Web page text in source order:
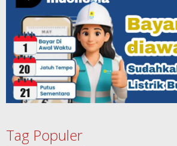
Tag Populer